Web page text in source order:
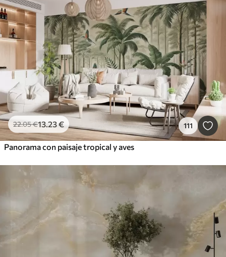
22.05€13.23€ 111
Panorama con paisaje tropical y aves